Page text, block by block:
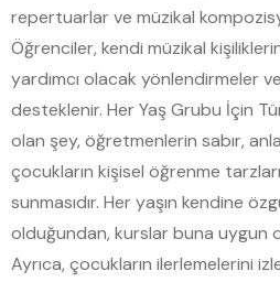
repertuarlar ve müzikal
Öğrenciler, kendi müzikal
yardımcı olacak yönlendirmeler
desteklenir. Her Yaş Grubu İçin
olan şey, öğretmenlerin sabır,
çocukların kişisel öğrenme
sunmasıdır. Her yaşın kendine
olduğundan, kurslar buna uygun
Ayrıca, çocukların ilerlemelerini